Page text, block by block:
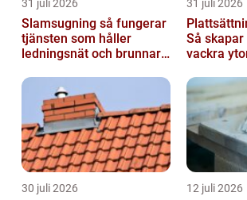
31 juli 2026
Slamsugning så fungerar
tjänsten som håller
ledningsnät och brunnar i
31 juli 2026
Så
vackra
30 juli 2026 12 juli 2026